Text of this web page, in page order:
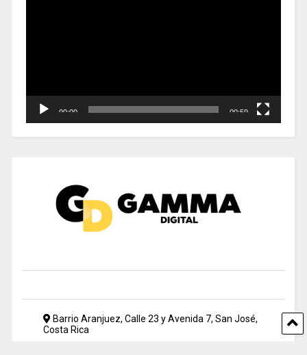
00:00 00:59
Barrio Aranjuez, Calle 23 y Avenida 7, San José,
Costa Rica